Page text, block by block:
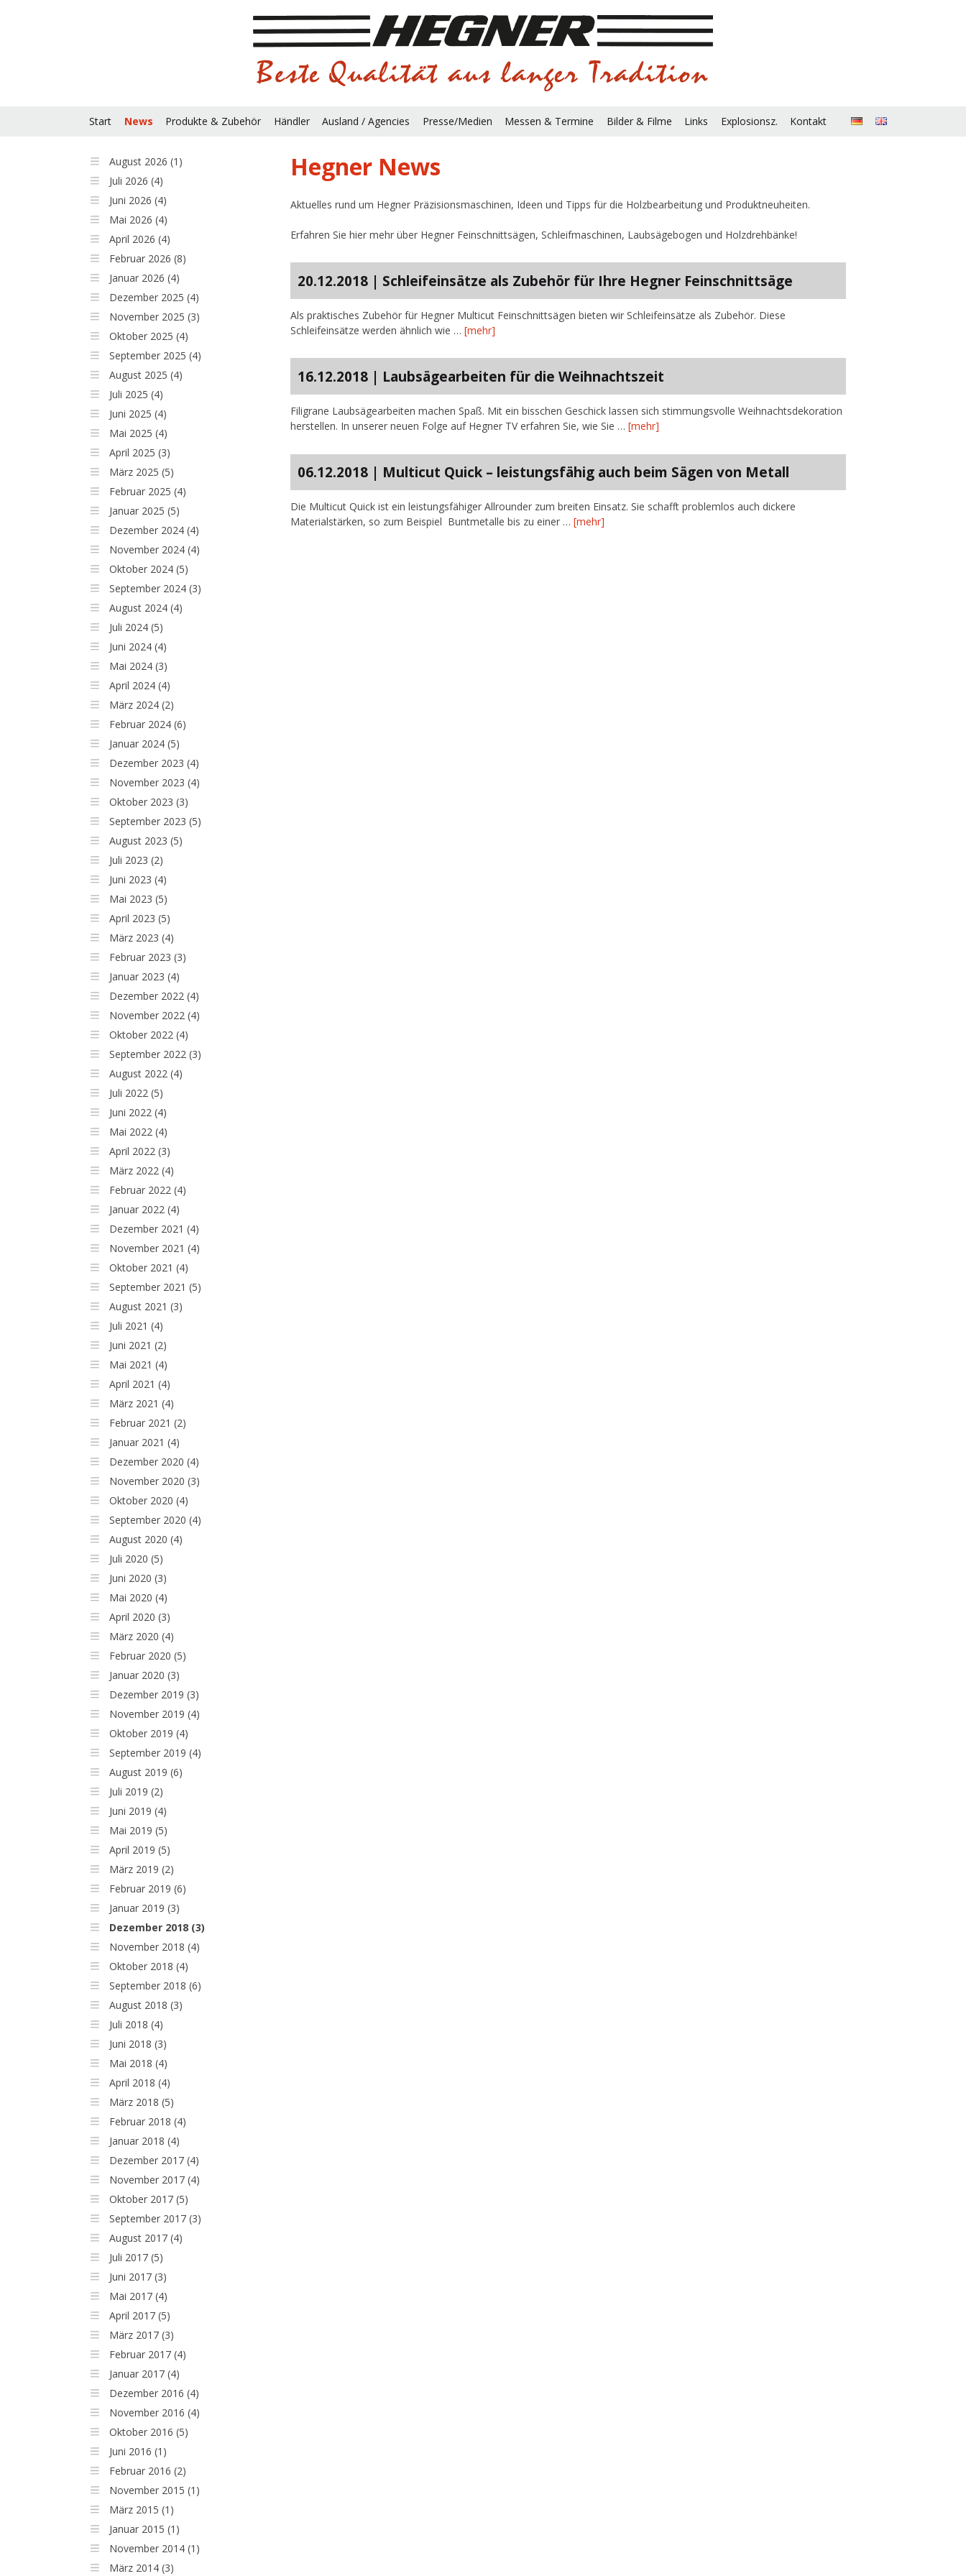
Start News Produkte & Zubehör Händler Ausland / Agencies Presse/Medien Messen & Termine Bilder & Filme Links Explosionsz. Kontakt
August 2026 (1)
Juli 2026 (4)
Juni 2026 (4)
Mai 2026 (4)
April 2026 (4)
Februar 2026 (8)
Januar 2026 (4)
Dezember 2025 (4)
November 2025 (3)
Oktober 2025 (4)
September 2025 (4)
August 2025 (4)
Juli 2025 (4)
Juni 2025 (4)
Mai 2025 (4)
April 2025 (3)
März 2025 (5)
Februar 2025 (4)
Januar 2025 (5)
Dezember 2024 (4)
November 2024 (4)
Oktober 2024 (5)
September 2024 (3)
August 2024 (4)
Juli 2024 (5)
Juni 2024 (4)
Mai 2024 (3)
April 2024 (4)
März 2024 (2)
Februar 2024 (6)
Januar 2024 (5)
Dezember 2023 (4)
November 2023 (4)
Oktober 2023 (3)
September 2023 (5)
August 2023 (5)
Juli 2023 (2)
Juni 2023 (4)
Mai 2023 (5)
April 2023 (5)
März 2023 (4)
Februar 2023 (3)
Januar 2023 (4)
Dezember 2022 (4)
November 2022 (4)
Oktober 2022 (4)
September 2022 (3)
August 2022 (4)
Juli 2022 (5)
Juni 2022 (4)
Mai 2022 (4)
April 2022 (3)
März 2022 (4)
Februar 2022 (4)
Januar 2022 (4)
Dezember 2021 (4)
November 2021 (4)
Oktober 2021 (4)
September 2021 (5)
August 2021 (3)
Juli 2021 (4)
Juni 2021 (2)
Mai 2021 (4)
April 2021 (4)
März 2021 (4)
Februar 2021 (2)
Januar 2021 (4)
Dezember 2020 (4)
November 2020 (3)
Oktober 2020 (4)
September 2020 (4)
August 2020 (4)
Juli 2020 (5)
Juni 2020 (3)
Mai 2020 (4)
April 2020 (3)
März 2020 (4)
Februar 2020 (5)
Januar 2020 (3)
Dezember 2019 (3)
November 2019 (4)
Oktober 2019 (4)
September 2019 (4)
August 2019 (6)
Juli 2019 (2)
Juni 2019 (4)
Mai 2019 (5)
April 2019 (5)
März 2019 (2)
Februar 2019 (6)
Januar 2019 (3)
Dezember 2018 (3)
November 2018 (4)
Oktober 2018 (4)
September 2018 (6)
August 2018 (3)
Juli 2018 (4)
Juni 2018 (3)
Mai 2018 (4)
April 2018 (4)
März 2018 (5)
Februar 2018 (4)
Januar 2018 (4)
Dezember 2017 (4)
November 2017 (4)
Oktober 2017 (5)
September 2017 (3)
August 2017 (4)
Juli 2017 (5)
Juni 2017 (3)
Mai 2017 (4)
April 2017 (5)
März 2017 (3)
Februar 2017 (4)
Januar 2017 (4)
Dezember 2016 (4)
November 2016 (4)
Oktober 2016 (5)
Juni 2016 (1)
Februar 2016 (2)
November 2015 (1)
März 2015 (1)
Januar 2015 (1)
November 2014 (1)
März 2014 (3)
Hegner News
Aktuelles rund um Hegner Präzisionsmaschinen, Ideen und Tipps für die Holzbearbeitung und Produktneuheiten.
Erfahren Sie hier mehr über Hegner Feinschnittsägen, Schleifmaschinen, Laubsägebogen und Holzdrehbänke!
20.12.2018 | Schleifeinsätze als Zubehör für Ihre Hegner Feinschnittsäge
Als praktisches Zubehör für Hegner Multicut Feinschnittsägen bieten wir Schleifeinsätze als Zubehör. Diese
Schleifeinsätze werden ähnlich wie …[mehr]
16.12.2018 | Laubsägearbeiten für die Weihnachtszeit
Filigrane Laubsägearbeiten machen Spaß. Mit ein bisschen Geschick lassen sich stimmungsvolle Weihnachtsdekoration
herstellen. In unserer neuen Folge auf Hegner TV erfahren Sie, wie Sie …[mehr]
06.12.2018 | Multicut Quick – leistungsfähig auch beim Sägen von Metall
Die Multicut Quick ist ein leistungsfähiger Allrounder zum breiten Einsatz. Sie schafft problemlos auch dickere
Materialstärken, so zum Beispiel Buntmetalle bis zu einer …[mehr]